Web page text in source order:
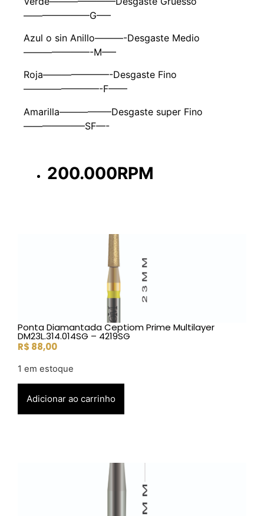
———————G—–
Azul o sin Anillo———-Desgaste Medio
———————-M—–
Roja———————-Desgaste Fino
————————-F——
Amarilla—————–Desgaste super Fino
——————–SF—-
200.000RPM
Ponta Diamantada Ceptiom Prime Multilayer
DM23L.314.014SG – 4219SG
R$ 88,00
1 em estoque
Adicionar ao carrinho